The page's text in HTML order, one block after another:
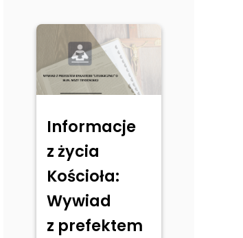
Informacje
z życia
Kościoła:
Wywiad
z prefektem